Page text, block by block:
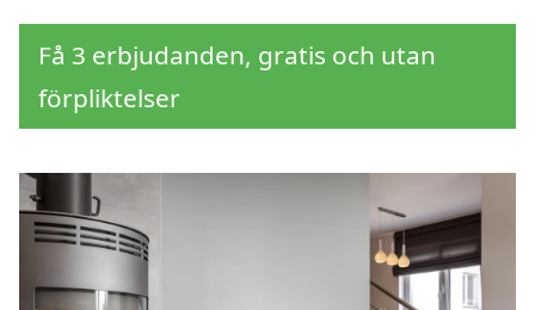
Få 3 erbjudanden, gratis och utan
förpliktelser